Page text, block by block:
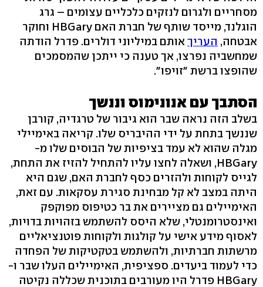
מסחריים ולגרום לנזקים כלכליים עצומים – גרג
הוגלנד, מייסד שותף של חברת האם HBGary וחוקר
אבטחה, העריךאותם במיליוני דולרים. פדרל הודתה
שמחשביה נפרצו, אך טענה כי ייתכן שהמסמכים
שהופצו ברשת "זויפו".
הסתבך עם אנונימוס וננשך
בשלב הזה נראה שבר הוא גיבור של טרגדיה, קורבן
שננשך בתחת על ידי ההיבריס שלו. קריאה באימיילי
מגלה שהוא לא עמד בציפיות של הבוסים שלו מ-
HBGary, ושאלה לחצו עליו להתחיל להזיז את התחת,
לגייס לקוחות ולהזרים כסף לחברת האם, שגם היא
היתה במצב לא קל מבחינת סגירת עסקאות. עם זאת,
האימיילים גם מציירים את בר כטיפוס מפוקפק
ואינסטרומנטלי, שלא היסס להשתמש בזהויות בדויות,
לאסוף מידע אישי על קולגות ולקוחות פוטנציאליים
מרשתות חברתיות, ולהשתמש בטקטיקות של הפחדה
כדי לעמוד ביעדים. ספציפית, האימיילים העלו שבר ו-
HBGary פדרל היו מעורבים בתוכנית שכללה נקיטה